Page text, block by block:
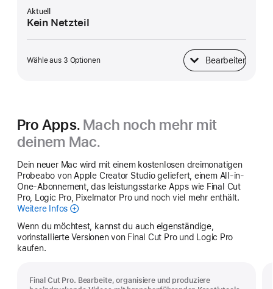
Aktuell
Kein Netzteil
Wähle aus 3 Optionen Bearbeiten
Netzteil
Pro Apps. Mach noch mehr mit
deinem Mac.
Dein neuer Mac wird mit einem kostenlosen dreimonatigen
Probeabo von Apple Creator Studio geliefert, einem All-in-
One-Abonnement, das leistungsstarke Apps wie Final Cut
Pro, Logic Pro, Pixelmator Pro und noch viel mehr enthält.
Weitere Infos Apple
Studio
Wenn du möchtest, kannst du auch eigenständige,
vorinstallierte Versionen von Final Cut Pro und Logic Pro
kaufen.
Final Cut Pro. Bearbeite, organisiere und produziere